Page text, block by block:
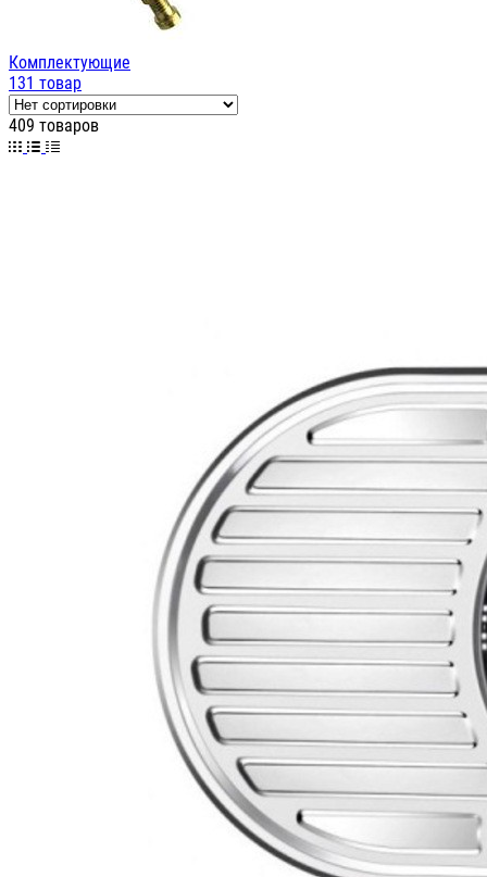
Комплектующие
131 товар
409 товаров